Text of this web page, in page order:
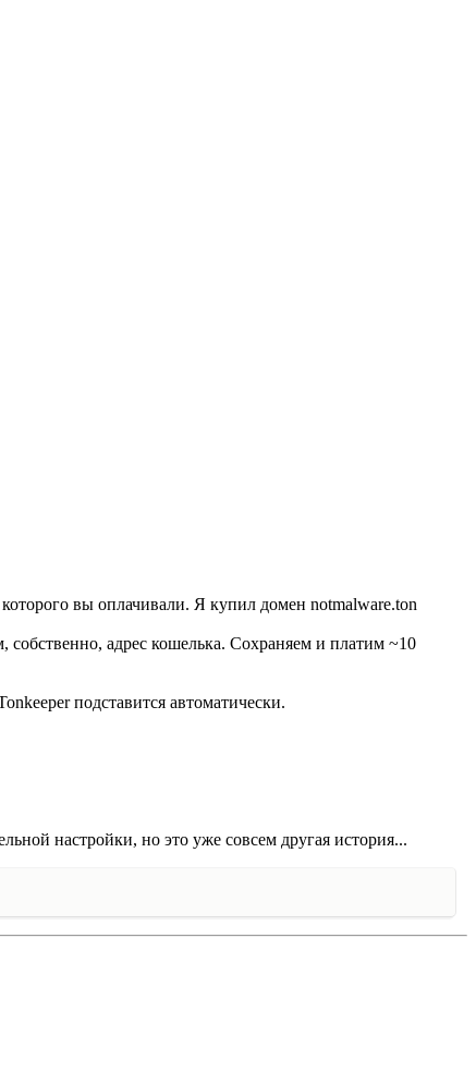
вы оплачивали. Я купил домен notmalware.ton
адрес кошелька. Сохраняем и платим ~10
подставится автоматически.
настройки, но это уже совсем другая история...